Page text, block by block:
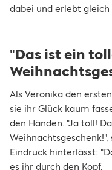
dabei und erlebt gleich
"Das ist ein
Als Veronika den
sie ihr Glück kaum
den Händen. "Ja toll!
Eindruck hinterlässt:
es ihr durch den Kopf.